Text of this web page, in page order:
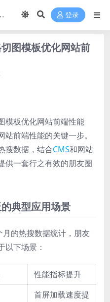
登录
图模板优化网站前
前端性能的关键一步。
搜数据，结合CMS和网站
供一套行之有效的朋友圈
典型应用场景
的热搜数据统计，朋友
以下场景：
性能指标提升
首屏加载速度提